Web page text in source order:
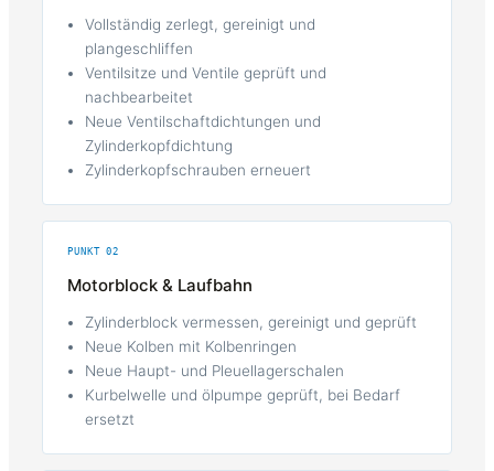
Vollständig zerlegt, gereinigt und
plangeschliffen
Ventilsitze und Ventile geprüft und
nachbearbeitet
Neue Ventilschaftdichtungen und
Zylinderkopfdichtung
Zylinderkopfschrauben erneuert
PUNKT 02
Motorblock & Laufbahn
Zylinderblock vermessen, gereinigt und geprüft
Neue Kolben mit Kolbenringen
Neue Haupt- und Pleuellagerschalen
Kurbelwelle und ölpumpe geprüft, bei Bedarf
ersetzt